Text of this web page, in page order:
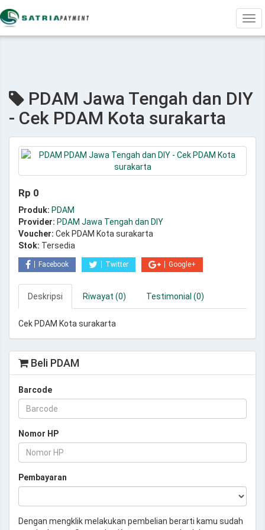
PDAM Jawa Tengah dan DIY
- Cek PDAM Kota surakarta
Rp 0
Produk: PDAM
Provider: PDAM Jawa Tengah dan DIY
Voucher: Cek PDAM Kota surakarta
Stok: Tersedia
Facebook Twitter Google+
Deskripsi Riwayat (0) Testimonial (0)
Cek PDAM Kota surakarta
Beli PDAM
Barcode
Nomor HP
Pembayaran
Dengan mengklik melakukan pembelian berarti kamu sudah